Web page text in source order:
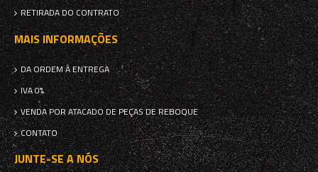
RETIRADA DO CONTRATO
MAIS INFORMAÇÕES
DA ORDEM À ENTREGA
IVA 0%
VENDA POR ATACADO DE PEÇAS DE REBOQUE
CONTATO
JUNTE-SE A NÓS